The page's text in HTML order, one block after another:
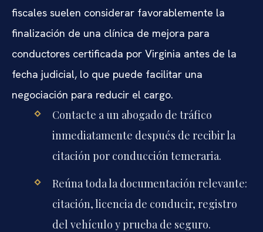
fiscales suelen considerar favorablemente la
finalización de una clínica de mejora para
conductores certificada por Virginia antes de la
fecha judicial, lo que puede facilitar una
negociación para reducir el cargo.
Contacte a un abogado de tráfico
inmediatamente después de recibir la
citación por conducción temeraria.
Reúna toda la documentación relevante:
citación, licencia de conducir, registro
del vehículo y prueba de seguro.